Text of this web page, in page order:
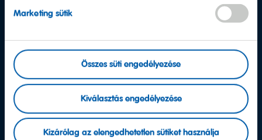
Marketing sütik
Összes süti engedélyezése
Kiválasztás engedélyezése
Kizárólag az elengedhetetlen sütiket használja
További kérdése van?
Ügyfélszolgálat
Vegye fel velünk a kapcsolatot!